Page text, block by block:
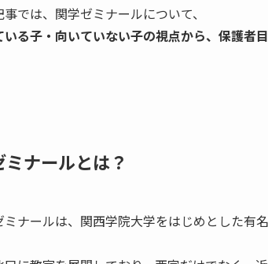
事では、関学ゼミナールについて、
いる子・向いていない子の視点から、保護者
ミナールとは？
ミナールは、関西学院大学をはじめとした有